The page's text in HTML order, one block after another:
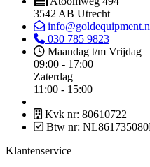
880x700x390/520mm
quantity
3542 AB Utrecht
030 785 9823
Maandag t/m Vrijdag
09:00 - 17:00
Zaterdag
11:00 - 15:00
Kvk nr: 80610722
Btw nr:
Klantenservice